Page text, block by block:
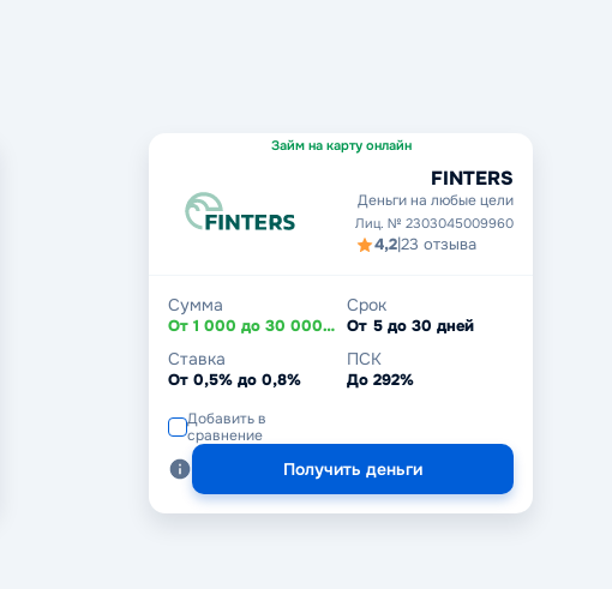
Займ на карту онлайн
FINTERS
Деньги на любые цели
Лиц. № 2303045009960
4,2|23 отзыва
Сумма
От 1 000 до 30 000 ₽
Срок
От 5 до 30 дней
Ставка
От 0,5% до 0,8%
ПСК
До 292%
Добавить в
сравнение
Получить деньги